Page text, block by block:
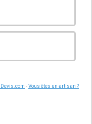
-Vous êtes un artisan ?